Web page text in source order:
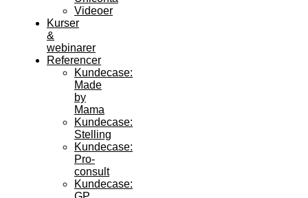
Videoer
Kurser
&
webinarer
Referencer
Kundecase:
Made
by
Mama
Kundecase:
Stelling
Kundecase:
Pro-
consult
Kundecase: